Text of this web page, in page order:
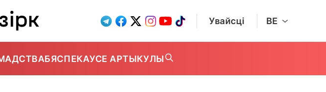
Увайсці BE
БЯСПЕКАУСЕ АРТЫКУЛЫ